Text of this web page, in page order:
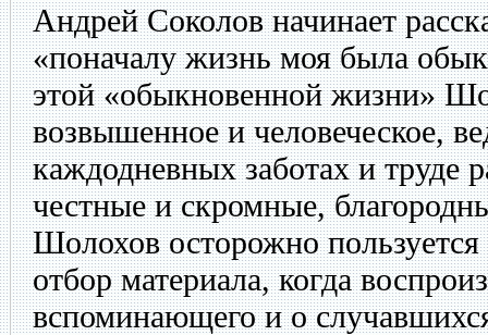
Андрей Соколов начинает
«поначалу жизнь моя была
этой «обыкновенной жизни»
возвышенное и человеческое,
каждодневных заботах и труде
честные и скромные,
Шолохов осторожно
отбор материала, когда
вспоминающего и о